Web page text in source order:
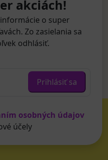
akciách!
o super
Zo zasielania sa
odhlásiť.
Prihlásiť sa
osobných údajov
účely